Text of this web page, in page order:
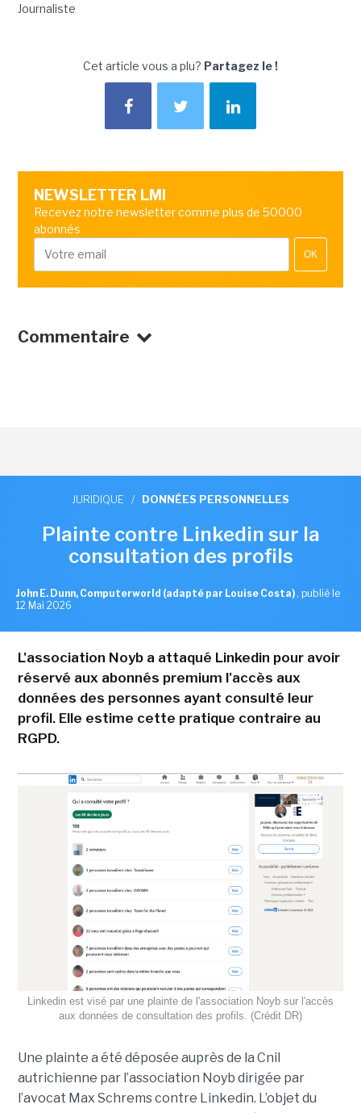
Journaliste
Cet article vous a plu? Partagez le !
NEWSLETTER LMI
Recevez notre newsletter comme plus de 50000
abonnés
OK
Commentaire
JURIDIQUE / DONNÉES PERSONNELLES
Plainte contre Linkedin sur la
consultation des profils
John E. Dunn, Computerworld (adapté par Louise Costa) , publié le
12 Mai 2026
L'association Noyb a attaqué Linkedin pour avoir
réservé aux abonnés premium l'accès aux
données des personnes ayant consulté leur
profil. Elle estime cette pratique contraire au
RGPD.
Linkedin est visé par une plainte de l'association Noyb sur l'accès
aux données de consultation des profils. (Crédit DR)
Une plainte a été déposée auprès de la Cnil
autrichienne par l’association Noyb dirigée par
l’avocat Max Schrems contre Linkedin. L’objet du